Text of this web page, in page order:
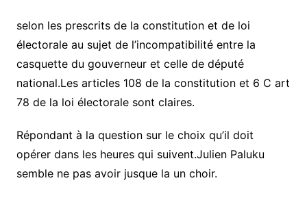
selon les prescrits de la constitution et de loi
électorale au sujet de l’incompatibilité entre la
casquette du gouverneur et celle de député
national.Les articles 108 de la constitution et 6 C art
78 de la loi électorale sont claires.
Répondant à la question sur le choix qu’il doit
opérer dans les heures qui suivent.Julien Paluku
semble ne pas avoir jusque la un choir.